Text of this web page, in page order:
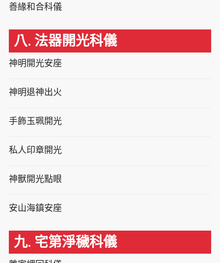
善緣和合科儀
八. 法器開光科儀
神明開光安座
神明退神出火
手飾玉珮開光
私人印章開光
神獸開光點眼
安山海鎮安座
九. 宅第淨穢科儀